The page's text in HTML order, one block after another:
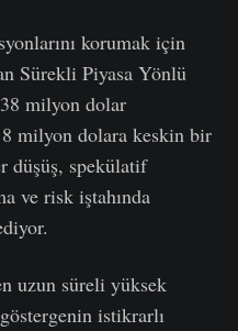
korumak için
Sürekli Piyasa Yönlü
milyon dolar
milyon dolara keskin bir
düşüş, spekülatif
ve risk iştahında
uzun süreli yüksek
istikrarlı